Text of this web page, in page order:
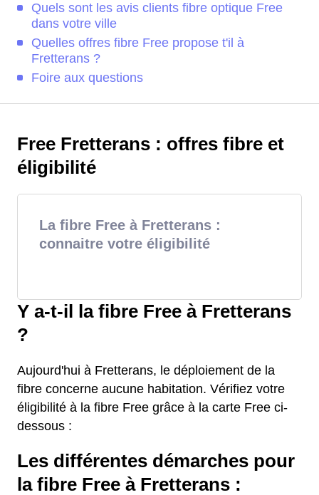
Quels sont les avis clients fibre optique Free
dans votre ville
Quelles offres fibre Free propose t'il à
Fretterans ?
Foire aux questions
Free Fretterans : offres fibre et
éligibilité
La fibre Free à Fretterans :
connaitre votre éligibilité
Y a-t-il la fibre Free à Fretterans
?
Aujourd'hui à Fretterans, le déploiement de la
fibre concerne aucune habitation. Vérifiez votre
éligibilité à la fibre Free grâce à la carte Free ci-
dessous :
Les différentes démarches pour
la fibre Free à Fretterans :